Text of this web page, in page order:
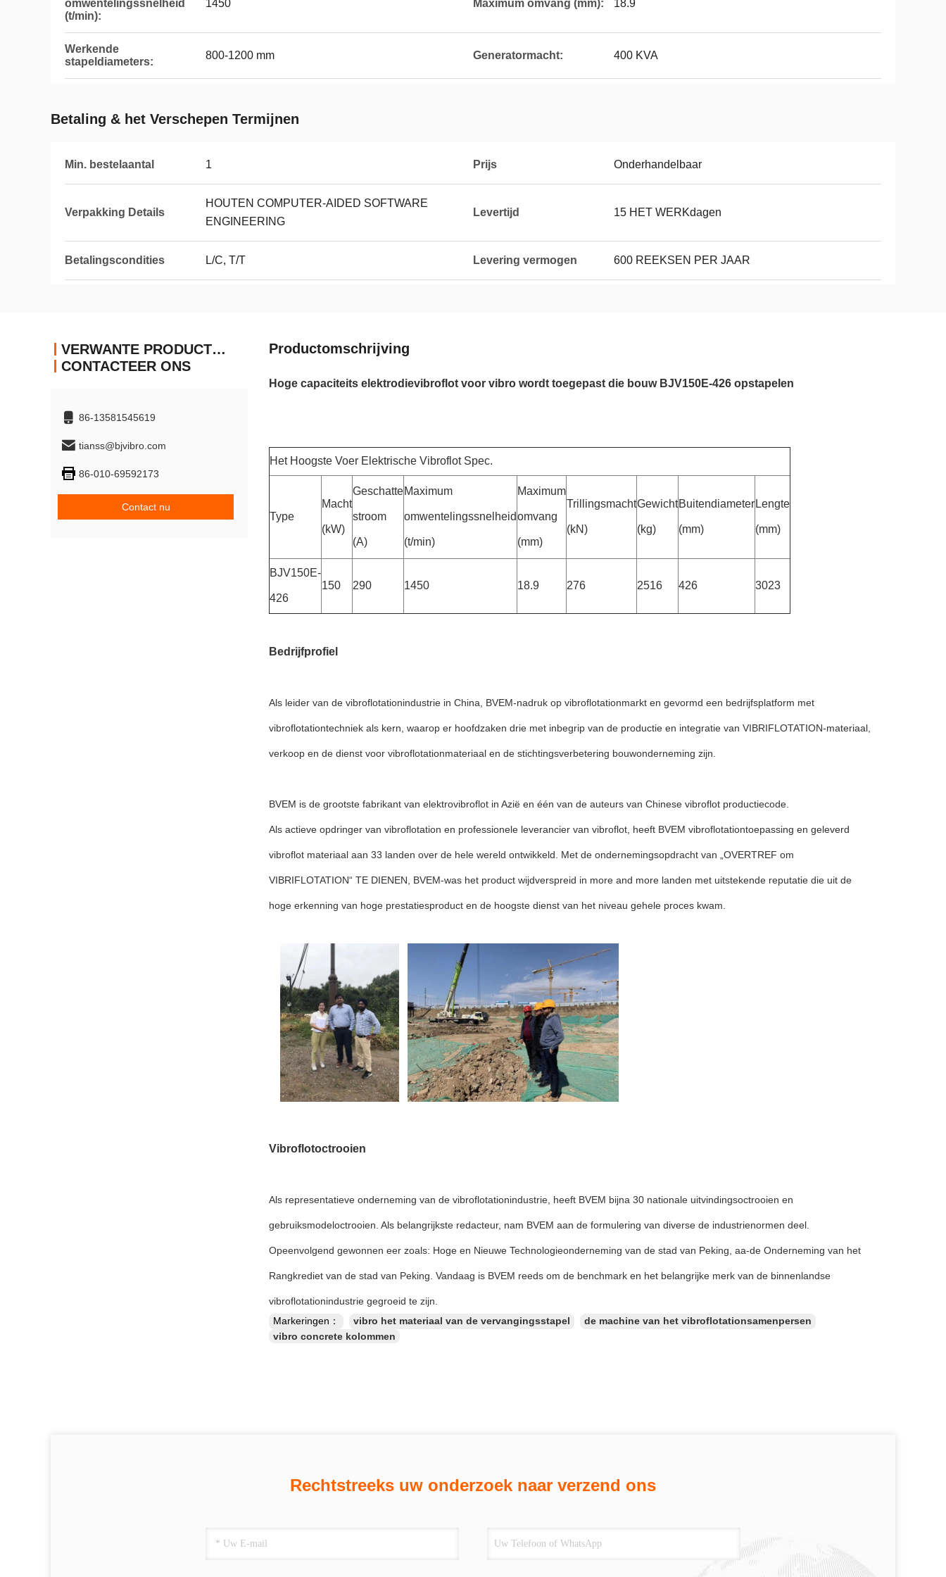
omwentelingssnelheid
(t/min):
1450 Maximum omvang (mm): 18.9
Werkende
stapeldiameters:
800-1200 mm Generatormacht: 400 KVA
Betaling & het Verschepen Termijnen
Min. bestelaantal 1 Prijs Onderhandelbaar
Verpakking Details
HOUTEN COMPUTER-AIDED SOFTWARE
ENGINEERING
Levertijd 15 HET WERKdagen
Betalingscondities L/C, T/T Levering vermogen 600 REEKSEN PER JAAR
VERWANTE PRODUCTEN
CONTACTEER ONS
86-13581545619
tianss@bjvibro.com
86-010-69592173
Contact nu
Productomschrijving
Hoge capaciteits elektrodievibroflot voor vibro wordt toegepast die bouw BJV150E-426 opstapelen
Het Hoogste Voer Elektrische Vibroflot Spec.
Type
Macht
(kW)
Geschatte
stroom
(A)
Maximum
omwentelingssnelheid
(t/min)
Maximum
omvang
(mm)
Trillingsmacht
(kN)
Gewicht
(kg)
Buitendiameter
(mm)
Lengte
(mm)
BJV150E-
426
150 290 1450 18.9 276 2516 426 3023
Bedrijfprofiel
Als leider van de vibroflotationindustrie in China, BVEM-nadruk op vibroflotationmarkt en gevormd een bedrijfsplatform met
vibroflotationtechniek als kern, waarop er hoofdzaken drie met inbegrip van de productie en integratie van VIBRIFLOTATION-materiaal,
verkoop en de dienst voor vibroflotationmateriaal en de stichtingsverbetering bouwonderneming zijn.
BVEM is de grootste fabrikant van elektrovibroflot in Azië en één van de auteurs van Chinese vibroflot productiecode.
Als actieve opdringer van vibroflotation en professionele leverancier van vibroflot, heeft BVEM vibroflotationtoepassing en geleverd
vibroflot materiaal aan 33 landen over de hele wereld ontwikkeld. Met de ondernemingsopdracht van „OVERTREF om
VIBRIFLOTATION“ TE DIENEN, BVEM-was het product wijdverspreid in more and more landen met uitstekende reputatie die uit de
hoge erkenning van hoge prestatiesproduct en de hoogste dienst van het niveau gehele proces kwam.
Vibroflotoctrooien
Als representatieve onderneming van de vibroflotationindustrie, heeft BVEM bijna 30 nationale uitvindingsoctrooien en
gebruiksmodeloctrooien. Als belangrijkste redacteur, nam BVEM aan de formulering van diverse de industrienormen deel.
Opeenvolgend gewonnen eer zoals: Hoge en Nieuwe Technologieonderneming van de stad van Peking, aa-de Onderneming van het
Rangkrediet van de stad van Peking. Vandaag is BVEM reeds om de benchmark en het belangrijke merk van de binnenlandse
vibroflotationindustrie gegroeid te zijn.
Markeringen：
vibro het materiaal van de vervangingsstapel
de machine van het vibroflotationsamenpersen
vibro concrete kolommen
Rechtstreeks uw onderzoek naar verzend ons